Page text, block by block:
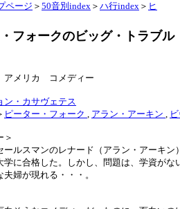
ページ ＞ 50音別index ＞ ハ行index ＞ ヒ
フォークのビッグ・トラブル
アメリカ コメディー
ン・カサヴェテス
ピーター・フォーク , アラン・アーキン ,
＞
ールスマンのレナード（アラン・アーキ
学に合格した。しかし、問題は、学資が
婦が現れる・・・。